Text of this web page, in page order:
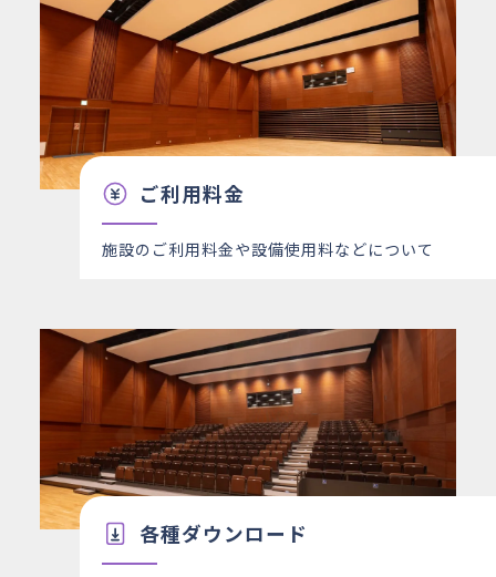
ご利用料金
施設のご利用料金や設備使用料などについて
各種ダウンロード